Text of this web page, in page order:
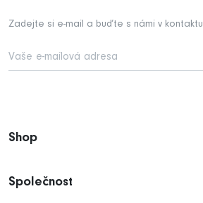
Zadejte si e-mail a buďte s námi v kontaktu
Shop
Společnost